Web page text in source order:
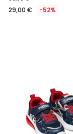
29,00 € -52%